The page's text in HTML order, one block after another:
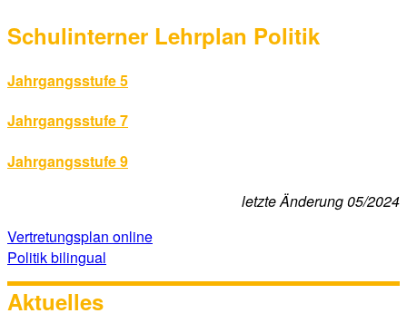
Schulinterner Lehrplan Politik
Jahrgangsstufe 5
Jahrgangsstufe 7
Jahrgangsstufe 9
letzte Änderung 05/2024
Vertretungsplan online
Politik bilingual
Aktuelles